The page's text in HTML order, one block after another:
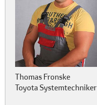
Thomas Fronske
Toyota Systemtechniker